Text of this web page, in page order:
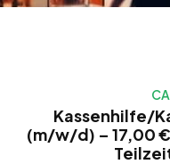
Kassenhilfe/
(m/w/d) – 17,00